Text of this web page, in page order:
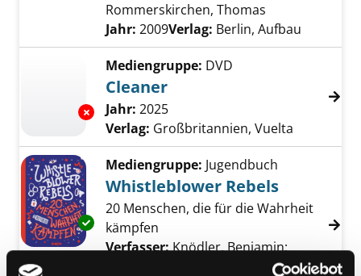
Rommerskirchen, Thomas
Jahr: 2009Verlag: Berlin, Aufbau
Exemplar-Details von Cleaner anzeigen
Mediengruppe: DVD
Cleaner
Suche nach diesem Verfasser
Jahr: 2025
Verlag: Großbritannien, Vuelta
Exemplar-Details von Whistleblower Rebels
Mediengruppe: Jugendbuch
Whistleblower Rebels
20 Menschen, die für die Wahrheit
kämpfen
Verfasser:Knödler, Benjamin;
Suche nach diesem